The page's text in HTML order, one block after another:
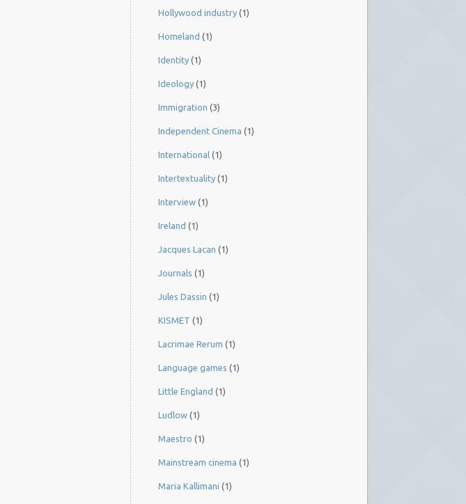
Hollywood industry (1)
Homeland (1)
Identity (1)
Ideology (1)
Immigration (3)
Independent Cinema (1)
International (1)
Intertextuality (1)
Interview (1)
Ireland (1)
Jacques Lacan (1)
Journals (1)
Jules Dassin (1)
KISMET (1)
Lacrimae Rerum (1)
Language games (1)
Little England (1)
Ludlow (1)
Maestro (1)
Mainstream cinema (1)
Maria Kallimani (1)